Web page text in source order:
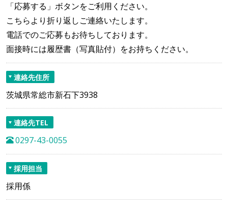
「応募する」ボタンをご利用ください。
こちらより折り返しご連絡いたします。
電話でのご応募もお待ちしております。
面接時には履歴書（写真貼付）をお持ちください。
連絡先住所
茨城県常総市新石下3938
連絡先TEL
0297-43-0055
採用担当
採用係